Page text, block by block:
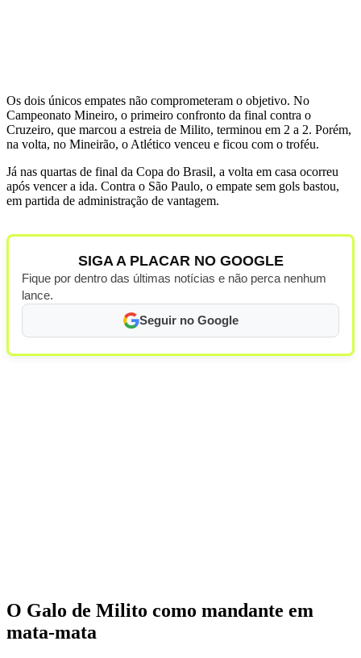
Os dois únicos empates não comprometeram o objetivo. No
Campeonato Mineiro, o primeiro confronto da final contra o
Cruzeiro, que marcou a estreia de Milito, terminou em 2 a 2. Porém,
na volta, no Mineirão, o Atlético venceu e ficou com o troféu.
Já nas quartas de final da Copa do Brasil, a volta em casa ocorreu
após vencer a ida. Contra o São Paulo, o empate sem gols bastou,
em partida de administração de vantagem.
SIGA A PLACAR NO GOOGLE
Fique por dentro das últimas notícias e não perca nenhum
lance.
Seguir no Google
O Galo de Milito como mandante em
mata-mata